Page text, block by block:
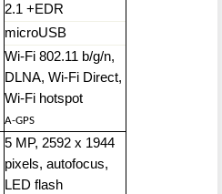
2.1 +EDR
microUSB
Wi-Fi 802.11 b/g/n,
DLNA, Wi-Fi Direct,
Wi-Fi hotspot
A-GPS
5 MP, 2592 x 1944
pixels, autofocus,
LED flash